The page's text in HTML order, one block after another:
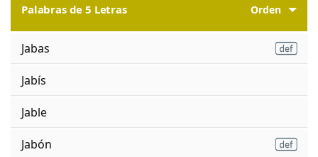
Palabras de 5 Letras Orden
Jabas
Jabís
Jable
Jabón